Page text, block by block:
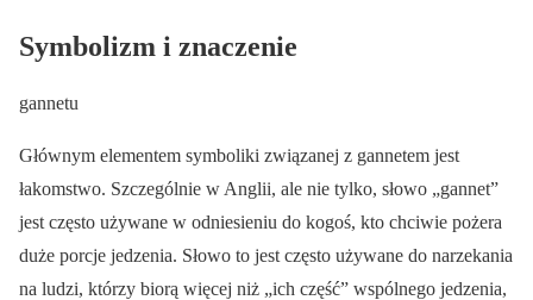
Symbolizm i znaczenie
gannetu
Głównym elementem symboliki związanej z gannetem jest
łakomstwo. Szczególnie w Anglii, ale nie tylko, słowo „gannet”
jest często używane w odniesieniu do kogoś, kto chciwie pożera
duże porcje jedzenia. Słowo to jest często używane do narzekania
na ludzi, którzy biorą więcej niż „ich część” wspólnego jedzenia,